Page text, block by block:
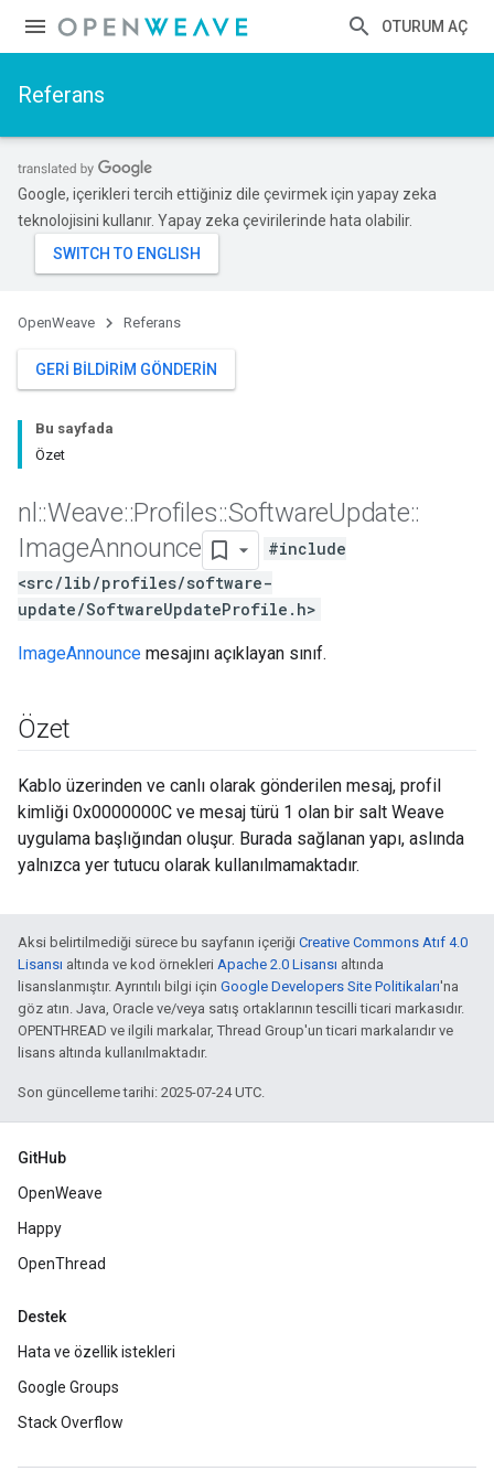
OTURUM AÇ
Referans
Google, içerikleri tercih ettiğiniz dile çevirmek için yapay zeka
teknolojisini kullanır. Yapay zeka çevirilerinde hata olabilir.
OpenWeave Referans
GERI BILDIRIM GÖNDERIN
Bu sayfada
Özet
nl ::Weave::Profiles::SoftwareUpdate::
ImageAnnounce
#include
<src/lib/profiles/software-
update/SoftwareUpdateProfile.h>
ImageAnnounce mesajını açıklayan sınıf.
Özet
Kablo üzerinden ve canlı olarak gönderilen mesaj, profil
kimliği 0x0000000C ve mesaj türü 1 olan bir salt Weave
uygulama başlığından oluşur. Burada sağlanan yapı, aslında
yalnızca yer tutucu olarak kullanılmamaktadır.
Aksi belirtilmediği sürece bu sayfanın içeriği Creative Commons Atıf 4.0
Lisansı altında ve kod örnekleri Apache 2.0 Lisansı altında
lisanslanmıştır. Ayrıntılı bilgi için Google Developers Site Politikaları'na
göz atın. Java, Oracle ve/veya satış ortaklarının tescilli ticari markasıdır.
OPENTHREAD ve ilgili markalar, Thread Group'un ticari markalarıdır ve
lisans altında kullanılmaktadır.
Son güncelleme tarihi: 2025-07-24 UTC.
GitHub
OpenWeave
Happy
OpenThread
Destek
Hata ve özellik istekleri
Google Groups
Stack Overflow